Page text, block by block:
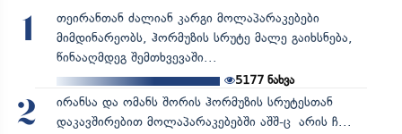
1
თეირანთან ძალიან კარგი მოლაპარაკებები
მიმდინარეობს, ჰორმუზის სრუტე მალე გაიხსნება,
წინააღმდეგ შემთხვევაში...
5177 ნახვა
2
ირანსა და ომანს შორის ჰორმუზის სრუტესთან
დაკავშირებით მოლაპარაკებებში აშშ-ც არის ჩ...